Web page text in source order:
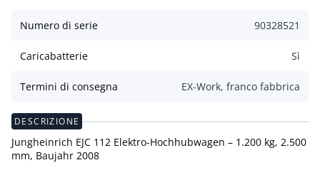
Numero di serie 90328521
Caricabatterie Sì
Termini di consegna EX-Work, franco fabbrica
DESCRIZIONE
Jungheinrich EJC 112 Elektro-Hochhubwagen – 1.200 kg, 2.500
mm, Baujahr 2008